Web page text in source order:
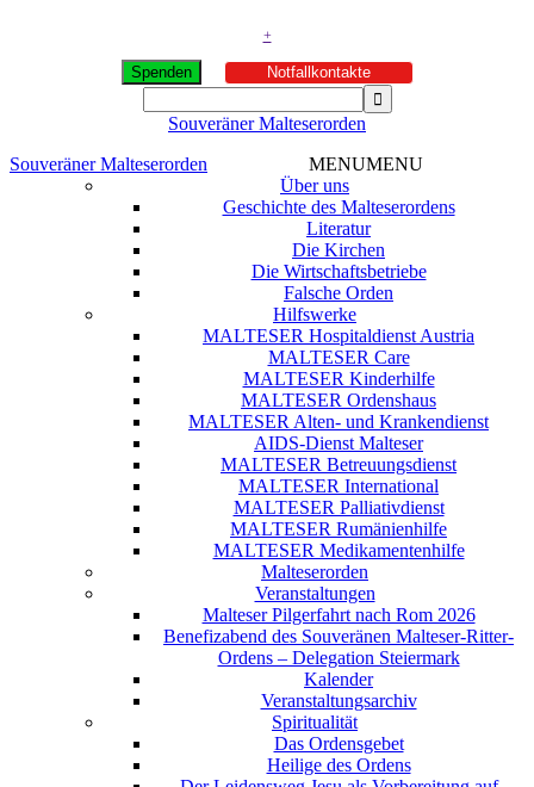
+
Spenden Notfallkontakte
Souveräner Malteserorden
Souveräner Malteserorden
MENUMENU
Über uns
Geschichte des Malteserordens
Literatur
Die Kirchen
Die Wirtschaftsbetriebe
Falsche Orden
Hilfswerke
MALTESER Hospitaldienst Austria
MALTESER Care
MALTESER Kinderhilfe
MALTESER Ordenshaus
MALTESER Alten- und Krankendienst
AIDS-Dienst Malteser
MALTESER Betreuungsdienst
MALTESER International
MALTESER Palliativdienst
MALTESER Rumänienhilfe
MALTESER Medikamentenhilfe
Malteserorden
Veranstaltungen
Malteser Pilgerfahrt nach Rom 2026
Benefizabend des Souveränen Malteser-Ritter-
Ordens – Delegation Steiermark
Kalender
Veranstaltungsarchiv
Spiritualität
Das Ordensgebet
Heilige des Ordens